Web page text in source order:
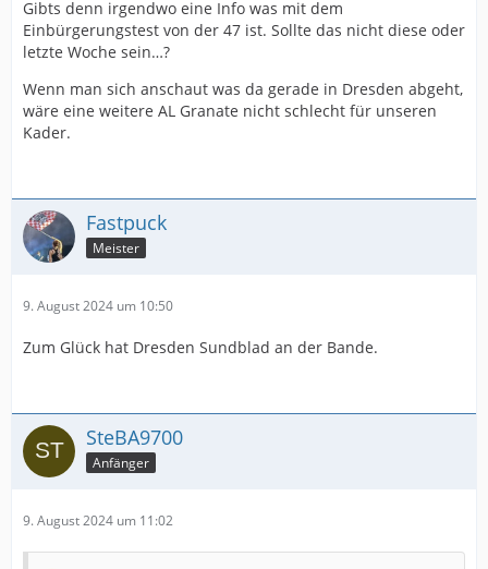
gebunden.
Bist du da sicher? Eine Spielerseitige Option zur
Verlängerung ist doch eher selten würde ich meinen.
lange es eben geht einen Vertrag anbietet.
Gibts denn irgendwo eine Info was mit dem
Einbürgerungstest von der 47 ist. Sollte das nicht diese oder
letzte Woche sein…?
Wenn man sich anschaut was da gerade in Dresden abgeht,
wäre eine weitere AL Granate nicht schlecht für unseren
Kader.
Fastpuck
Meister
9. August 2024 um 10:50
Zum Glück hat Dresden Sundblad an der Bande.
SteBA9700
Anfänger
9. August 2024 um 11:02